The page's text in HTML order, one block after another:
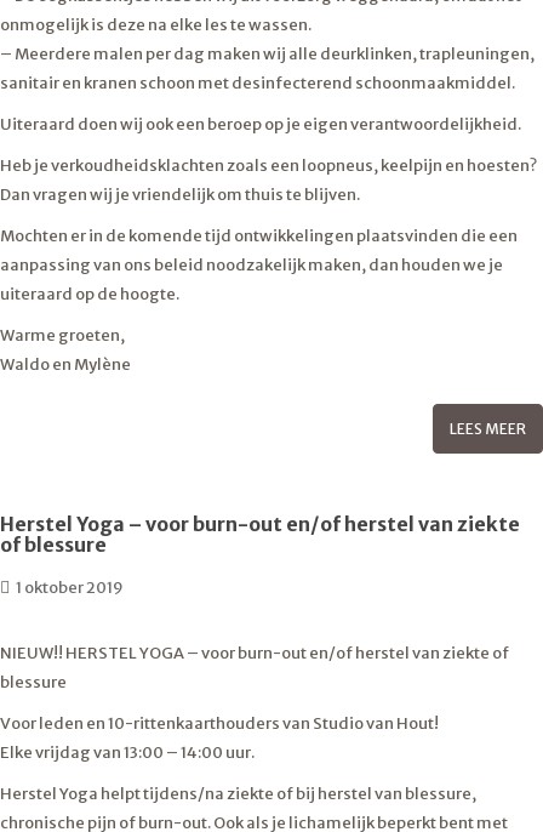
onmogelijk is deze na elke les te wassen.
– Meerdere malen per dag maken wij alle deurklinken, trapleuningen,
sanitair en kranen schoon met desinfecterend schoonmaakmiddel.
Uiteraard doen wij ook een beroep op je eigen verantwoordelijkheid.
Heb je verkoudheidsklachten zoals een loopneus, keelpijn en hoesten?
Dan vragen wij je vriendelijk om thuis te blijven.
Mochten er in de komende tijd ontwikkelingen plaatsvinden die een
aanpassing van ons beleid noodzakelijk maken, dan houden we je
uiteraard op de hoogte.
Warme groeten,
Waldo en Mylène
LEES MEER
Herstel Yoga – voor burn-out en/of herstel van ziekte
of blessure
1 oktober 2019
NIEUW!! HERSTEL YOGA – voor burn-out en/of herstel van ziekte of
blessure
Voor leden en 10-rittenkaarthouders van Studio van Hout!
Elke vrijdag van 13:00 – 14:00 uur.
Herstel Yoga helpt tijdens/na ziekte of bij herstel van blessure,
chronische pijn of burn-out. Ook als je lichamelijk beperkt bent met